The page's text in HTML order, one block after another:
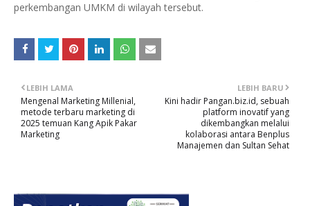
perkembangan UMKM di wilayah tersebut.
LEBIH BARU
Kini hadir Pangan.biz.id, sebuah
platform inovatif yang
dikembangkan melalui
kolaborasi antara Benplus
Manajemen dan Sultan Sehat
LEBIH LAMA
Mengenal Marketing Millenial,
metode terbaru marketing di
2025 temuan Kang Apik Pakar
Marketing